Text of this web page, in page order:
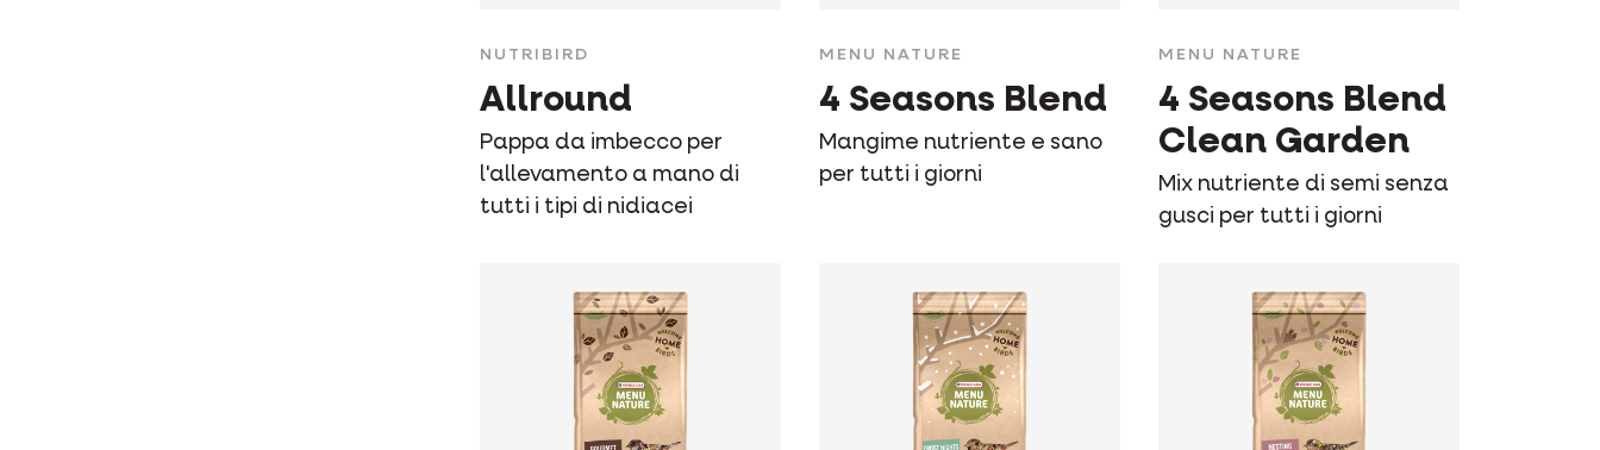
NUTRIBIRD
Allround
Pappa da imbecco per
l'allevamento a mano di
tutti i tipi di nidiacei
MENU NATURE
4 Seasons Blend
Mangime nutriente e sano
per tutti i giorni
MENU NATURE
4 Seasons Blend
Clean Garden
Mix nutriente di semi senza
gusci per tutti i giorni